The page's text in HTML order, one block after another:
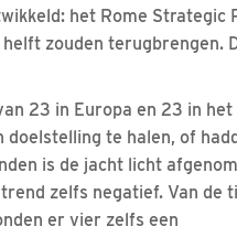
het Rome Strategic
zouden terugbrengen.
23 in Europa en 23 in het
doelstelling te halen, of
is de jacht licht
zelfs negatief. Van de
er vier zelfs een